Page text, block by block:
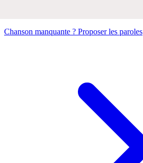
Chanson manquante ? Proposer les paroles